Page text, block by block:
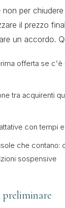
per
il prezzo
un accordo.
offerta se c'è
tra acquirenti
con tempi
che contano:
sospensive
preliminare